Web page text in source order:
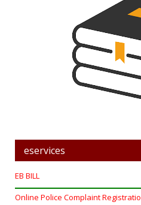
eservices
EB BILL
Online Police Complaint